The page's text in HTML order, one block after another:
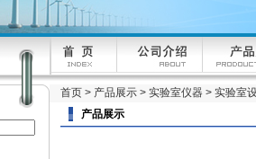
首页 > 产品展示 > 实验室仪器 > 实验室
产品展示